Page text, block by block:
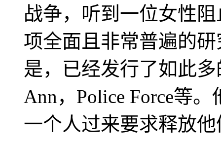
战争，听到一位女性
项全面且非常普遍的
是，已经发行了如此
Ann，Police Force等
一个人过来要求释放